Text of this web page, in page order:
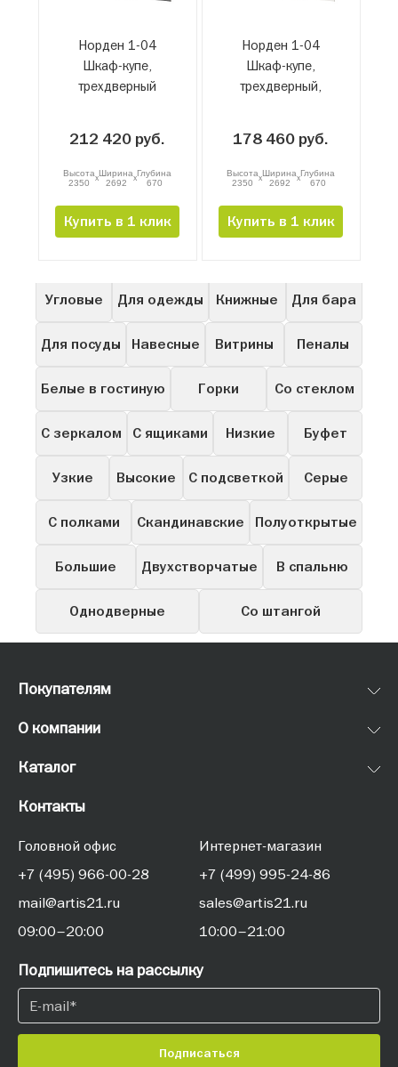
Норден 1-04
Шкаф-купе,
трехдверный
212 420 руб.
Высота
2350
xШирина
2692
xГлубина
670
Купить в 1 клик
Норден 1-04
Шкаф-купе,
трехдверный,
178 460 руб.
Высота
2350
xШирина
2692
xГлубина
670
Купить в 1 клик
Угловые Для одежды Книжные Для бара
Для посуды Навесные Витрины Пеналы
Белые в гостиную Горки Со стеклом
С зеркалом С ящиками Низкие Буфет
Узкие Высокие С подсветкой Серые
С полками Скандинавские Полуоткрытые
Большие Двухстворчатые В спальню
Однодверные Со штангой
Покупателям
О компании
Каталог
Контакты
Головной офис
+7 (495) 966-00-28
mail@artis21.ru
09:00–20:00
Интернет-магазин
+7 (499) 995-24-86
sales@artis21.ru
10:00–21:00
Подпишитесь на рассылку
Подписаться